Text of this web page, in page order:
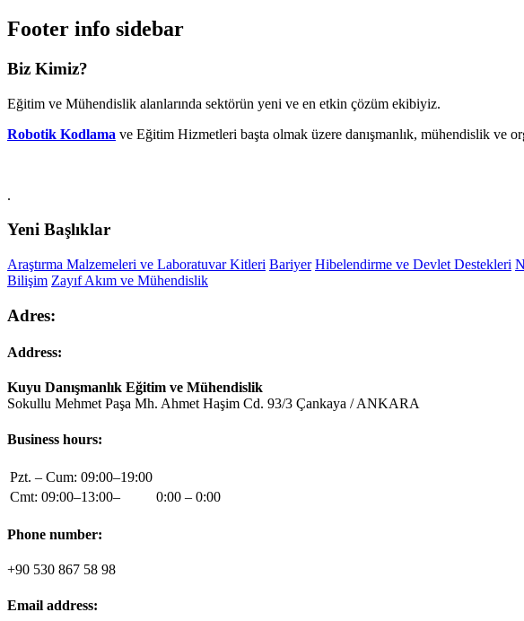
Footer info sidebar
Biz Kimiz?
Eğitim ve Mühendislik alanlarında sektörün yeni ve en etkin çözüm ekibiyiz.
Robotik Kodlama ve Eğitim Hizmetleri başta olmak üzere danışmanlık, mühendislik ve
.
Yeni Başlıklar
Araştırma Malzemeleri ve Laboratuvar Kitleri Bariyer Hibelendirme ve Devlet Destekleri
Bilişim Zayıf Akım ve Mühendislik
Adres:
Address:
Kuyu Danışmanlık Eğitim ve Mühendislik
Sokullu Mehmet Paşa Mh. Ahmet Haşim Cd. 93/3 Çankaya / ANKARA
Business hours:
Pzt. – Cum: 09:00–19:00
Cmt: 09:00–13:00–
0:00 – 0:00
Phone number:
+90 530 867 58 98
Email address: